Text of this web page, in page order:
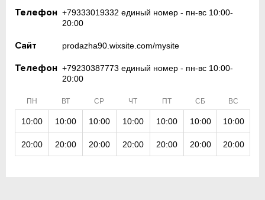
Телефон +79333019332 единый номер - пн-вс 10:00-
20:00
Сайт prodazha90.wixsite.com/mysite
Телефон +79230387773 единый номер - пн-вс 10:00-
20:00
ПН ВТ СР ЧТ ПТ СБ ВС
10:00 10:00 10:00 10:00 10:00 10:00 10:00
20:00 20:00 20:00 20:00 20:00 20:00 20:00